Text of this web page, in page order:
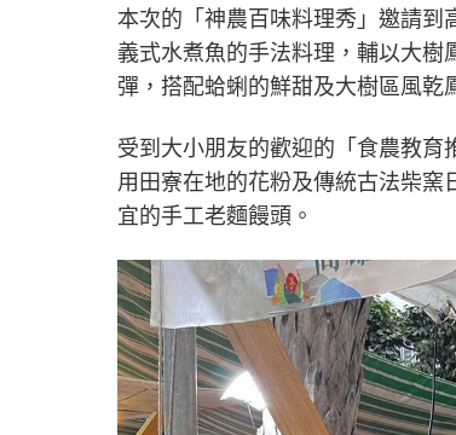
本次的「神農百味料理秀」邀請到
義式水煮魚的手法料理，輔以大
彈，搭配蛤蜊的鮮甜及大樹區風乾
受到大小朋友的歡迎的「食農教
用田寮在地的花粉及傳統古法柴
宜的手工老麵饅頭。